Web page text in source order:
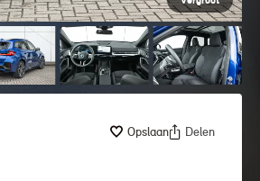
Opslaan Delen